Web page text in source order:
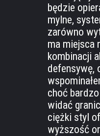
będzie
mylne,
zarówno
ma miejsca
kombinacji
defensywę,
choć
widać
ciężki styl
wyższość